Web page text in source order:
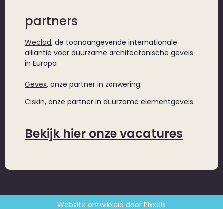
partners
Weclad, de toonaangevende internationale
alliantie voor duurzame architectonische gevels
in Europa
Gevex, onze partner in zonwering.
Ciskin, onze partner in duurzame elementgevels.
Bekijk hier onze vacatures
Website ontwikkeld door Pixxels